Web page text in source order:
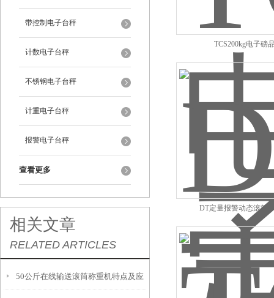
带控制电子台秤
计数电子台秤
不锈钢电子台秤
计重电子台秤
报警电子台秤
查看更多
相关文章
RELATED ARTICLES
50公斤在线输送滚筒称重机特点及应
TCS200kg电子磅
DT定量报警动态滚筒